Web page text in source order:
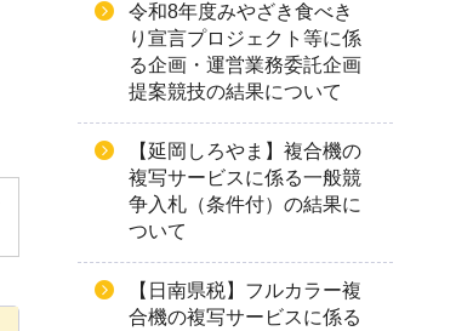
令和8年度みやざき食べき
り宣言プロジェクト等に係
る企画・運営業務委託企画
提案競技の結果について
【延岡しろやま】複合機の
複写サービスに係る一般競
争入札（条件付）の結果に
ついて
【日南県税】フルカラー複
合機の複写サービスに係る